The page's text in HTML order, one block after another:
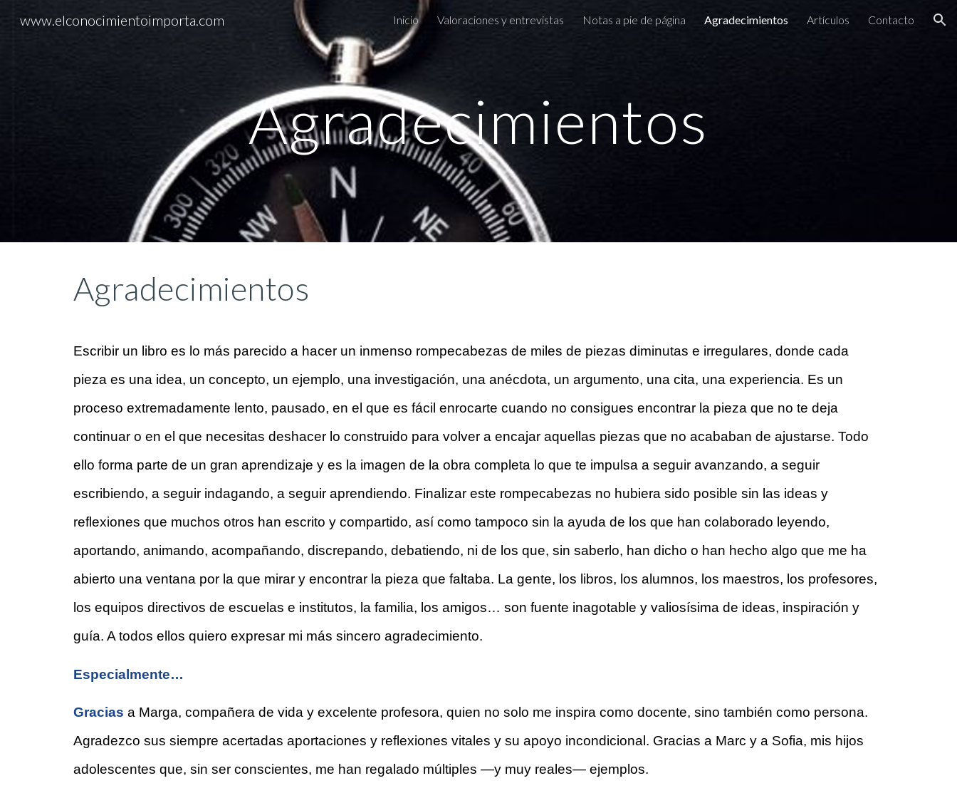
Skip to main content Skip to navigation
www.elconocimientoimporta.com Inicio Valoraciones y entrevistas Notas a pie de página Agradecimientos Artículos Contacto
Agradecimientos
Agradecimientos
Escribir un libro es lo más parecido a hacer un inmenso rompecabezas de miles de piezas diminutas e irregulares, donde cada
pieza es una idea, un concepto, un ejemplo, una investigación, una anécdota, un argumento, una cita, una experiencia. Es un
proceso extremadamente lento, pausado, en el que es fácil enrocarte cuando no consigues encontrar la pieza que no te deja
continuar o en el que necesitas deshacer lo construido para volver a encajar aquellas piezas que no acababan de ajustarse. Todo
ello forma parte de un gran aprendizaje y es la imagen de la obra completa lo que te impulsa a seguir avanzando, a seguir
escribiendo, a seguir indagando, a seguir aprendiendo. Finalizar este rompecabezas no hubiera sido posible sin las ideas y
reflexiones que muchos otros han escrito y compartido, así como tampoco sin la ayuda de los que han colaborado leyendo,
aportando, animando, acompañando, discrepando, debatiendo, ni de los que, sin saberlo, han dicho o han hecho algo que me ha
abierto una ventana por la que mirar y encontrar la pieza que faltaba. La gente, los libros, los alumnos, los maestros, los profesores,
los equipos directivos de escuelas e institutos, la familia, los amigos… son fuente inagotable y valiosísima de ideas, inspiración y
guía. A todos ellos quiero expresar mi más sincero agradecimiento.
Especialmente…
Gracias a Marga, compañera de vida y excelente profesora, quien no solo me inspira como docente, sino también como persona.
Agradezco sus siempre acertadas aportaciones y reflexiones vitales y su apoyo incondicional. Gracias a Marc y a Sofia, mis hijos
adolescentes que, sin ser conscientes, me han regalado múltiples —y muy reales— ejemplos.